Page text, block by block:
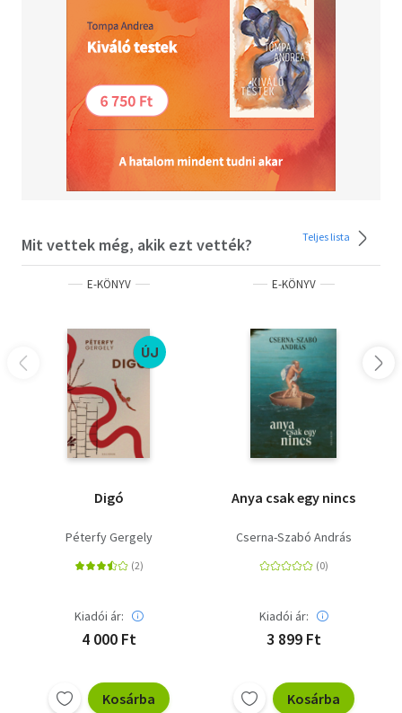
Mit vettek még, akik ezt vették? Teljes lista
E-KÖNYV
ÚJ
Digó
Péterfy Gergely
Kiadói ár:
4 000 Ft
Kosárba
E-KÖNYV
Anya csak egy nincs
Cserna-Szabó András
Kiadói ár:
3 899 Ft
Kosárba